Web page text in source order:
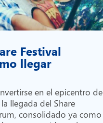
Festival
llegar
en el epicentro de
llegada del Share
consolidado ya como